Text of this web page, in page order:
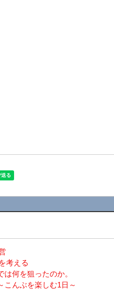
考える
何を狙ったのか。
こんぶを楽しむ1日～